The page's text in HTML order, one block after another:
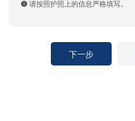
请按照护照上的信息严格填写。
下一步